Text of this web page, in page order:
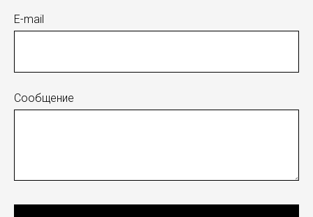
E-mail
Сообщение